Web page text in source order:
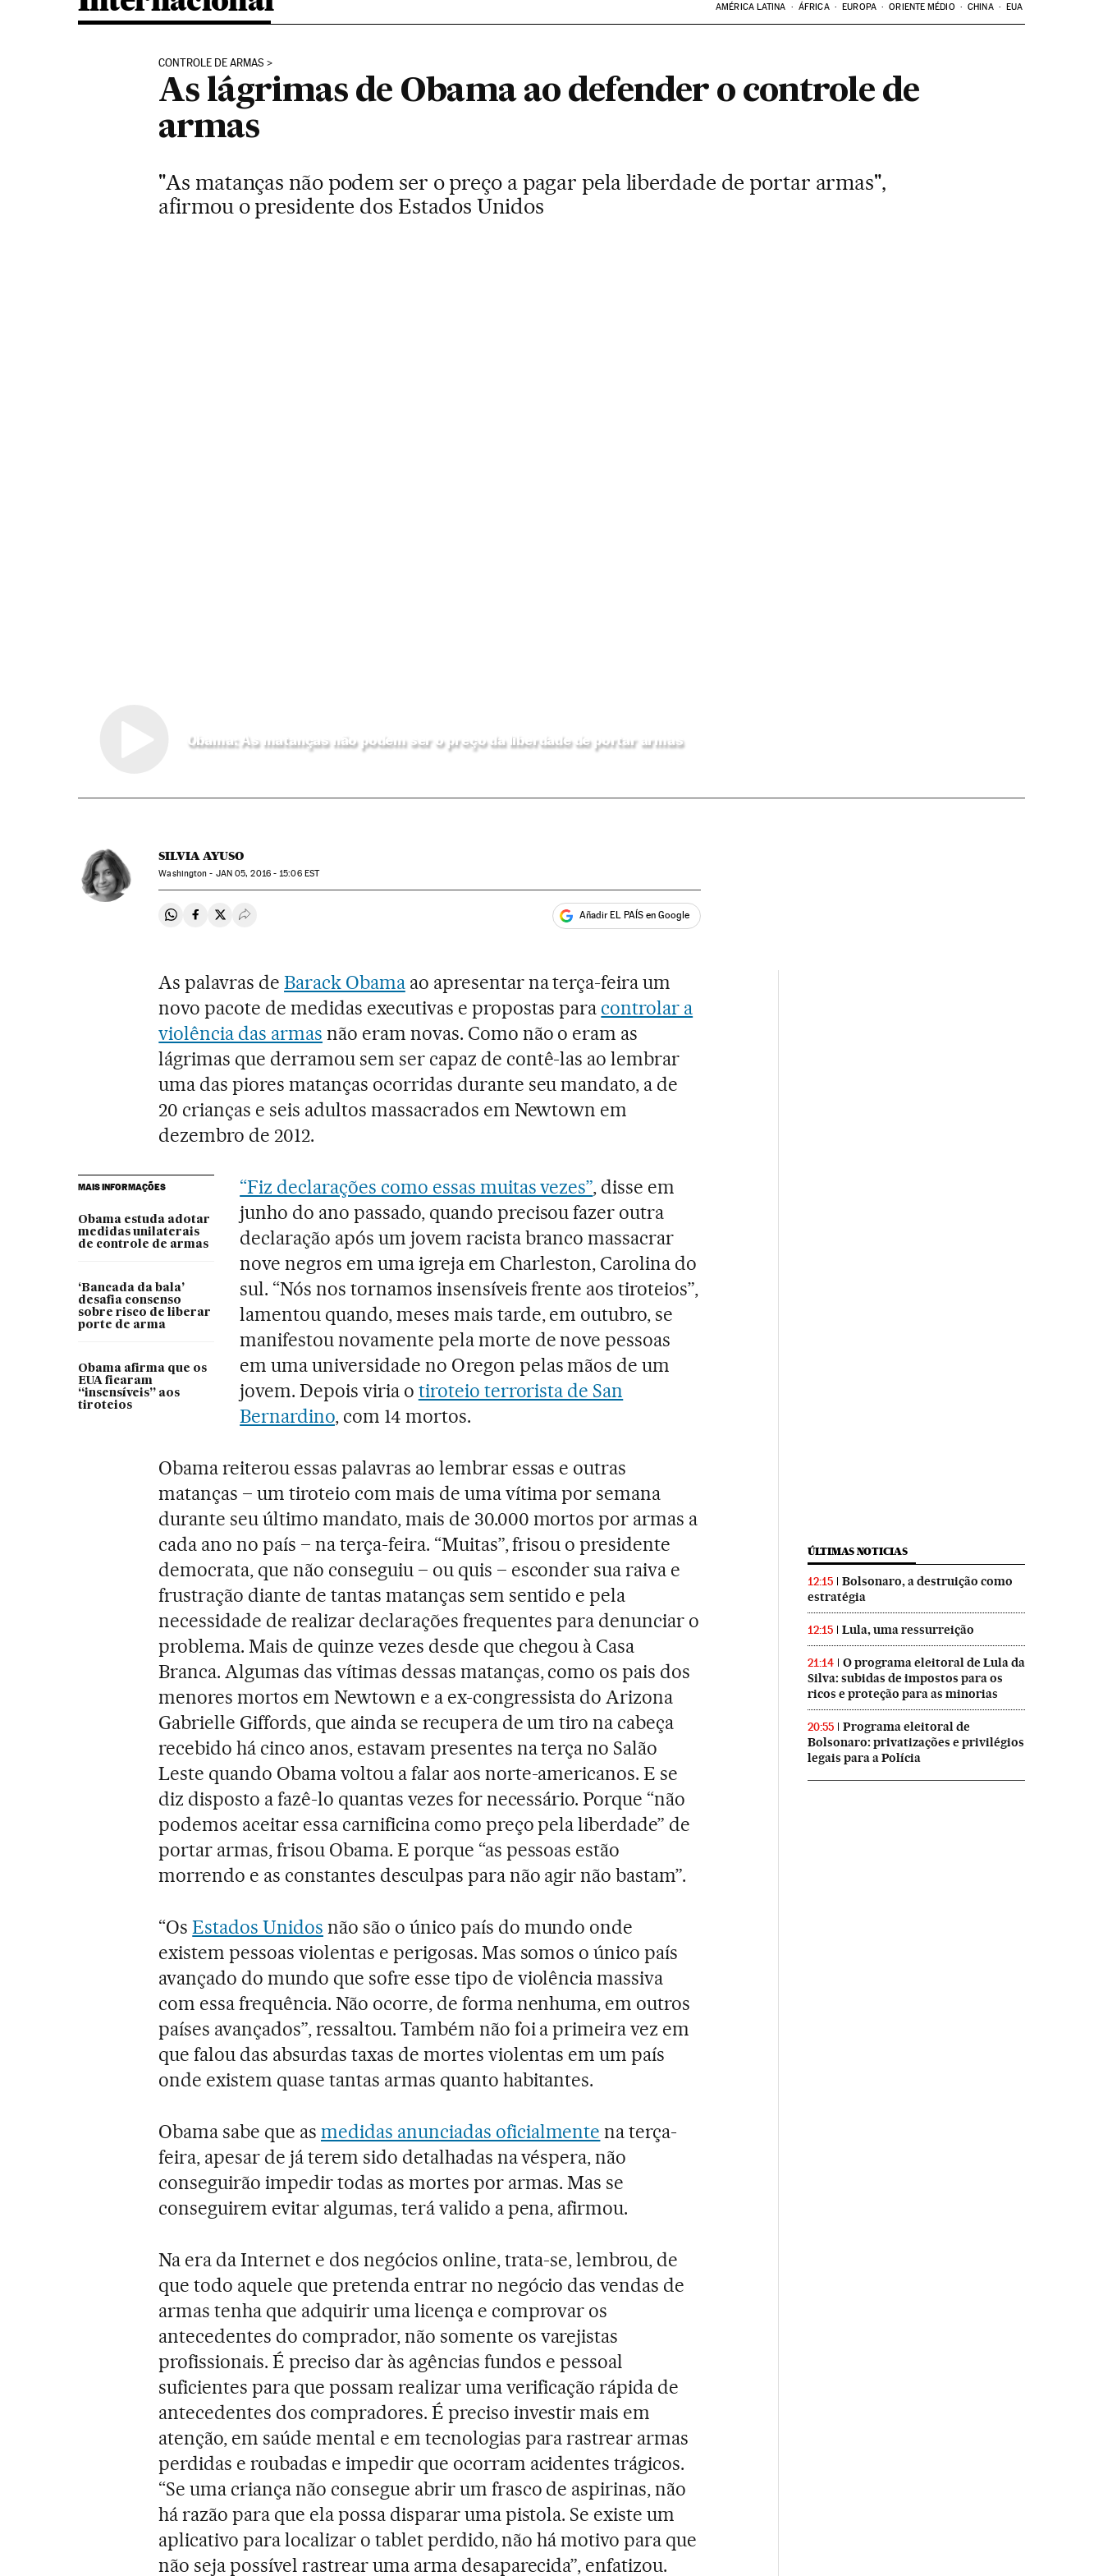
AMÉRICA LATINA ÁFRICA EUROPA ORIENTE MÉDIO CHINA EUA
CONTROLE DE ARMAS
As lágrimas de Obama ao defender o controle de
armas
"As matanças não podem ser o preço a pagar pela liberdade de portar armas",
afirmou o presidente dos Estados Unidos
Obama: As matanças não podem ser o preço da liberdade de portar armas
SILVIA AYUSO
Washington - JAN05, 2016 - 15:06EST
Compartir en Whatsapp
Compartir en Facebook
Compartir en Twitter
Desplegar Redes Sociales Añadir EL PAÍS en Google
As palavras deBarack Obamaao apresentar na terça-feira um
novo pacote de medidas executivas e propostas para controlar a
violência das armas não eram novas. Como não o eram as
lágrimas que derramou sem ser capaz de contê-las ao lembrar
uma das piores matanças ocorridas durante seu mandato, a de
20 crianças e seis adultos massacrados em Newtown em
dezembro de 2012.
MAIS INFORMAÇÕES
Obama estuda adotar
medidas unilaterais
de controle de armas
‘Bancada da bala’
desafia consenso
sobre risco de liberar
porte de arma
Obama afirma que os
EUA ficaram
“insensíveis” aos
tiroteios
“Fiz declarações como essas muitas vezes”, disse em
junho do ano passado, quando precisou fazer outra
declaração após um jovem racista branco massacrar
nove negros em uma igreja em Charleston, Carolina do
sul. “Nós nos tornamos insensíveis frente aos tiroteios”,
lamentou quando, meses mais tarde, em outubro, se
manifestou novamente pela morte de nove pessoas
em uma universidade no Oregon pelas mãos de um
jovem. Depois viria o tiroteio terrorista de San
Bernardino, com 14 mortos.
Obama reiterou essas palavras ao lembrar essas e outras
matanças – um tiroteio com mais de uma vítima por semana
durante seu último mandato, mais de 30.000 mortos por armas a
cada ano no país – na terça-feira. “Muitas”, frisou o presidente
democrata, que não conseguiu – ou quis – esconder sua raiva e
frustração diante de tantas matanças sem sentido e pela
necessidade de realizar declarações frequentes para denunciar o
problema. Mais de quinze vezes desde que chegou à Casa
Branca. Algumas das vítimas dessas matanças, como os pais dos
menores mortos em Newtown e a ex-congressista do Arizona
Gabrielle Giffords, que ainda se recupera de um tiro na cabeça
recebido há cinco anos, estavam presentes na terça no Salão
Leste quando Obama voltou a falar aos norte-americanos. E se
diz disposto a fazê-lo quantas vezes for necessário. Porque “não
podemos aceitar essa carnificina como preço pela liberdade” de
portar armas, frisou Obama. E porque “as pessoas estão
morrendo e as constantes desculpas para não agir não bastam”.
“OsEstados Unidos não são o único país do mundo onde
existem pessoas violentas e perigosas. Mas somos o único país
avançado do mundo que sofre esse tipo de violência massiva
com essa frequência. Não ocorre, de forma nenhuma, em outros
países avançados”, ressaltou. Também não foi a primeira vez em
que falou das absurdas taxas de mortes violentas em um país
onde existem quase tantas armas quanto habitantes.
Obama sabe que as medidas anunciadas oficialmente na terça-
feira, apesar de já terem sido detalhadas na véspera, não
conseguirão impedir todas as mortes por armas. Mas se
conseguirem evitar algumas, terá valido a pena, afirmou.
Na era da Internet e dos negócios online, trata-se, lembrou, de
que todo aquele que pretenda entrar no negócio das vendas de
armas tenha que adquirir uma licença e comprovar os
antecedentes do comprador, não somente os varejistas
profissionais. É preciso dar às agências fundos e pessoal
suficientes para que possam realizar uma verificação rápida de
antecedentes dos compradores. É preciso investir mais em
atenção, em saúde mental e em tecnologias para rastrear armas
perdidas e roubadas e impedir que ocorram acidentes trágicos.
“Se uma criança não consegue abrir um frasco de aspirinas, não
há razão para que ela possa disparar uma pistola. Se existe um
aplicativo para localizar o tablet perdido, não há motivo para que
não seja possível rastrear uma arma desaparecida”, enfatizou.
ÚLTIMAS NOTICIAS
12:15
Bolsonaro, a destruição como
estratégia
12:15 Lula, uma ressurreição
21:14
O programa eleitoral de Lula da
Silva: subidas de impostos para os
ricos e proteção para as minorias
20:55
Programa eleitoral de
Bolsonaro: privatizações e privilégios
legais para a Polícia